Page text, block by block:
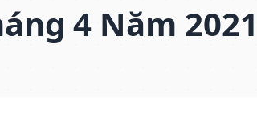
4 Năm 2021